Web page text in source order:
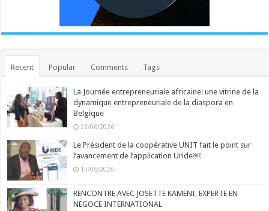
Recent Popular Comments Tags
La Journée entrepreneuriale africaine: une vitrine de la
dynamique entrepreneuriale de la diaspora en
Belgique
23/06/2026
Le Président de la coopérative UNIT fait le point sur
l’avancement de l’application Uride￼
15/06/2026
RENCONTRE AVEC JOSETTE KAMENI, EXPERTE EN
NEGOCE INTERNATIONAL